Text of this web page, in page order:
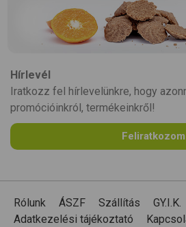
Hírlevél
Iratkozz fel hírlevelünkre, hogy
promócióinkról, termékeinkről!
Feliratkozom
Rólunk ÁSZF Szállítás GY.I.K.
Adatkezelési tájékoztató